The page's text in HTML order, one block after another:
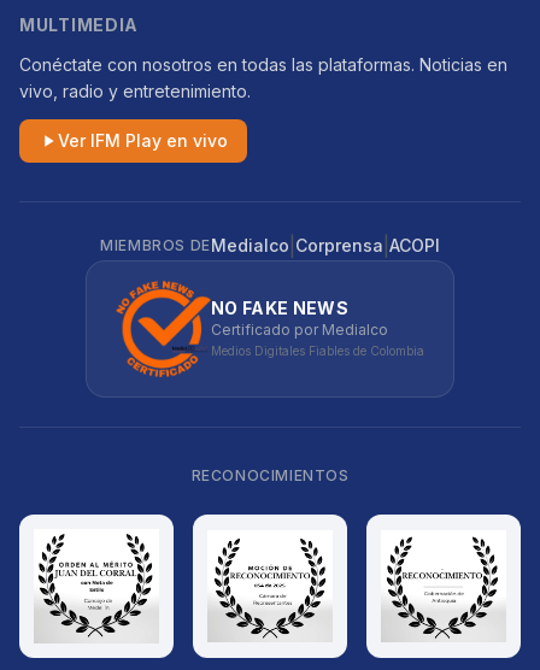
MULTIMEDIA
Conéctate con nosotros en todas las plataformas. Noticias en
vivo, radio y entretenimiento.
Ver IFM Play en vivo
MIEMBROS DEMedialco Corprensa ACOPI
NO FAKE NEWS
Certificado por Medialco
Medios Digitales Fiables de Colombia
RECONOCIMIENTOS